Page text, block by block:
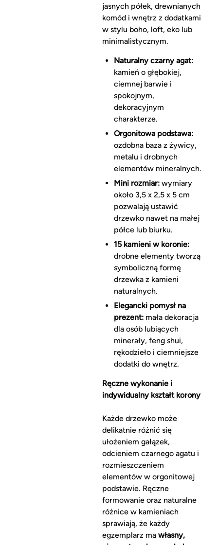
jasnych półek, drewnianych
komód i wnętrz z dodatkami
w stylu boho, loft, eko lub
minimalistycznym.
Naturalny czarny agat:
kamień o głębokiej,
ciemnej barwie i
spokojnym,
dekoracyjnym
charakterze.
Orgonitowa podstawa:
ozdobna baza z żywicy,
metalu i drobnych
elementów mineralnych.
Mini rozmiar:wymiary
około 3,5 x 2,5 x 5 cm
pozwalają ustawić
drzewko nawet na małej
półce lub biurku.
15 kamieni w koronie:
drobne elementy tworzą
symboliczną formę
drzewka z kamieni
naturalnych.
Elegancki pomysł na
prezent:mała dekoracja
dla osób lubiących
minerały, feng shui,
rękodzieło i ciemniejsze
dodatki do wnętrz.
Ręczne wykonanie i
indywidualny kształt korony
Każde drzewko może
delikatnie różnić się
ułożeniem gałązek,
odcieniem czarnego agatu i
rozmieszczeniem
elementów w orgonitowej
podstawie. Ręczne
formowanie oraz naturalne
różnice w kamieniach
sprawiają, że każdy
egzemplarz ma własny,